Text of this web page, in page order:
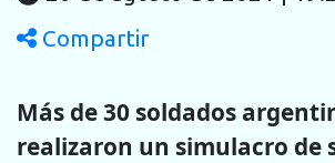
Compartir
Más de 30 soldados
realizaron un simulacro de